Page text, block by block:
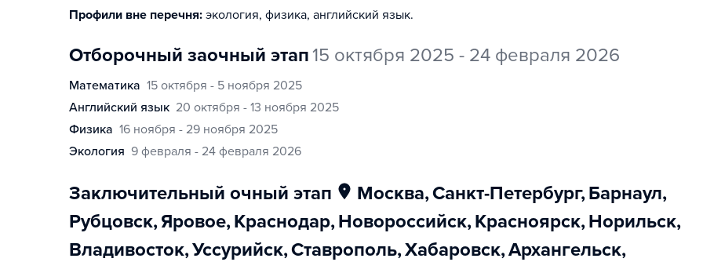
Профили вне перечня: экология, физика, английский язык.
отборочный заочный этап 15 октября 2025 - 24 февраля 2026
математика 15 октября - 5 ноября 2025
английский язык 20 октября - 13 ноября 2025
физика 16 ноября - 29 ноября 2025
экология 9 февраля - 24 февраля 2026
заключительный очный этап Москва, Санкт-Петербург, Барнаул,
Рубцовск, Яровое, Краснодар, Новороссийск, Красноярск, Норильск,
Владивосток, Уссурийск, Ставрополь, Хабаровск, Архангельск,